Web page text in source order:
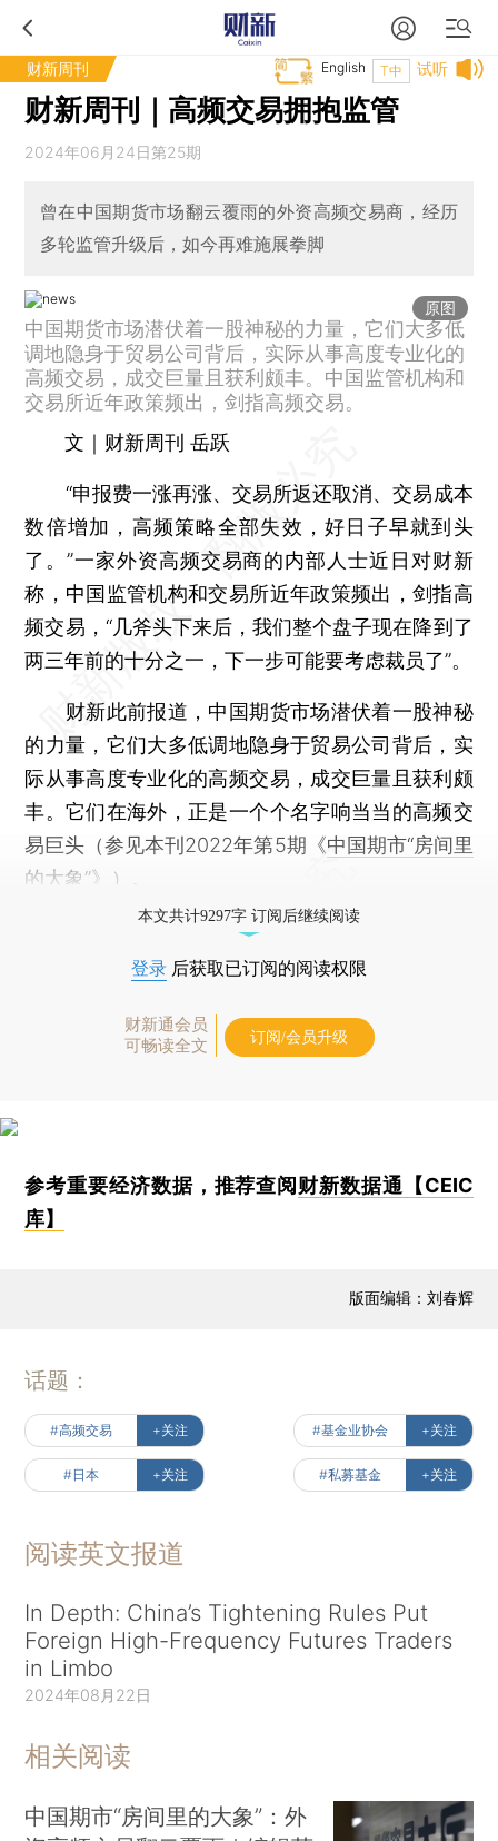
财新周刊 试听
T中
English
财新周刊｜高频交易拥抱监管
2024年06月24日第25期
曾在中国期货市场翻云覆雨的外资高频交易商，经历
多轮监管升级后，如今再难施展拳脚
原图
中国期货市场潜伏着一股神秘的力量，它们大多低
调地隐身于贸易公司背后，实际从事高度专业化的
高频交易，成交巨量且获利颇丰。中国监管机构和
交易所近年政策频出，剑指高频交易。
文｜财新周刊 岳跃
“申报费一涨再涨、交易所返还取消、交易成本
数倍增加，高频策略全部失效，好日子早就到头
了。”一家外资高频交易商的内部人士近日对财新
称，中国监管机构和交易所近年政策频出，剑指高
频交易，“几斧头下来后，我们整个盘子现在降到了
两三年前的十分之一，下一步可能要考虑裁员了”。
财新此前报道，中国期货市场潜伏着一股神秘
的力量，它们大多低调地隐身于贸易公司背后，实
际从事高度专业化的高频交易，成交巨量且获利颇
丰。它们在海外，正是一个个名字响当当的高频交
易巨头（参见本刊2022年第5期《中国期市“房间里
的大象”》）。
本文共计9297字 订阅后继续阅读
登录 后获取已订阅的阅读权限
财新通会员
可畅读全文
订阅/会员升级
参考重要经济数据，推荐查阅 财新数据通【CEIC
库】
版面编辑：刘春辉
话题：
#高频交易 +关注 #基金业协会 +关注
#日本 +关注 #私募基金 +关注
阅读英文报道
In Depth: China’s Tightening Rules Put
Foreign High-Frequency Futures Traders
in Limbo
2024年08月22日
相关阅读
中国期市“房间里的大象”：外